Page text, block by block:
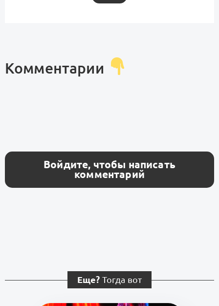
Комментарии
Войдите, чтобы написать
комментарий
Еще? Тогда вот